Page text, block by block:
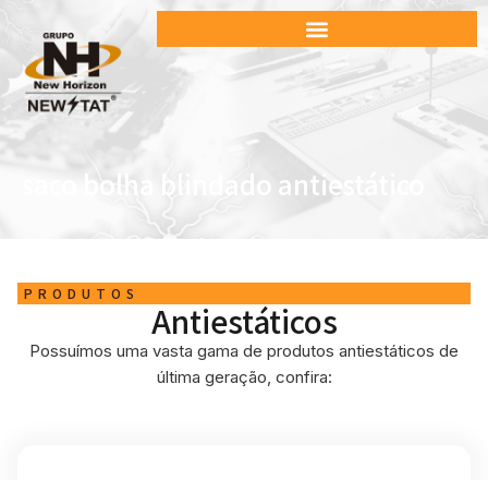
saco bolha blindado antiestático
PRODUTOS
Antiestáticos
Possuímos uma vasta gama de produtos antiestáticos de
última geração, confira: